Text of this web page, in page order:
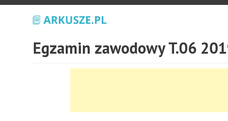
Egzamin zawodowy T.06